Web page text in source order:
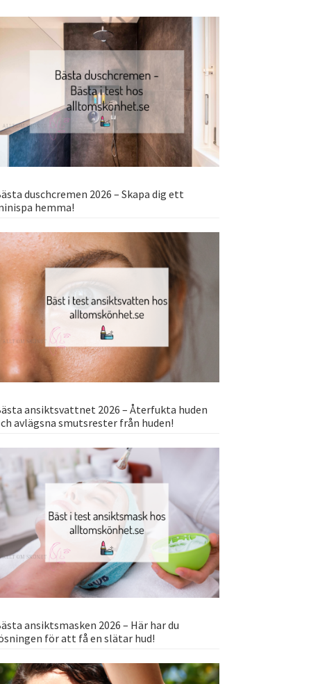
duschcremen 2026 – Skapa dig ett
hemma!
ansiktsvattnet 2026 – Återfukta huden
avlägsna smutsrester från huden!
ansiktsmasken 2026 – Här har du
för att få en slätar hud!